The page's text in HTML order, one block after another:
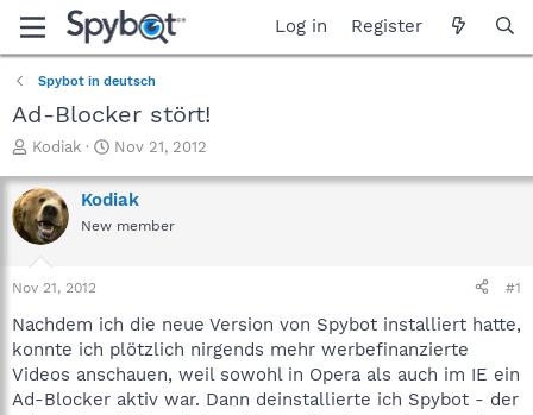
Log in Register
Spybot in deutsch
Ad-Blocker stört!
T
r
e
a
t
a
t
e
r
Kodiak
S
a
r
t
e
Nov 21, 2012
Kodiak
New member
Nov 21, 2012 #1
Nachdem ich die neue Version von Spybot installiert hatte,
konnte ich plötzlich nirgends mehr werbefinanzierte
Videos anschauen, weil sowohl in Opera als auch im IE ein
Ad-Blocker aktiv war. Dann deinstallierte ich Spybot - der